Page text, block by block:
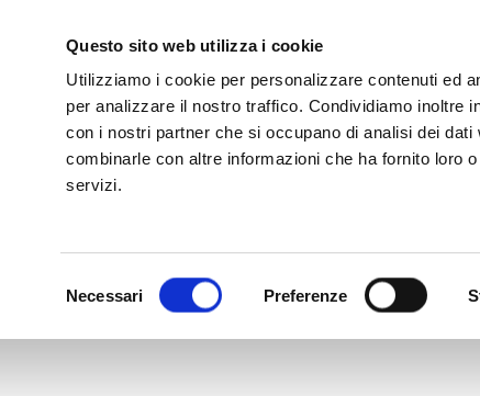
Questo sito web utilizza i cookie
Utilizziamo i cookie per personalizzare contenuti ed
per analizzare il nostro traffico. Condividiamo inoltre
con i nostri partner che si occupano di analisi dei
combinarle con altre informazioni che ha fornito loro
servizi.
del
Necessari Preferenze
HOME